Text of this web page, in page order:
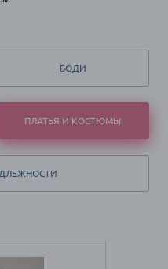
БОДИ
ПЛАТЬЯ И КОСТЮМЫ